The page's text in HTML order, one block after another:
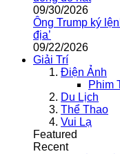
09/30/2026
Ông Trump ký
địa’
09/22/2026
Giải Trí
Điện Ảnh
Phim
Du Lịch
Thể Thao
Vui Lạ
Featured
Recent